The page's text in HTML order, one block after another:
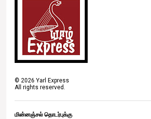
©2026 Yarl Express
All rights reserved.
மின்னஞ்சல் தொடர்புக்கு